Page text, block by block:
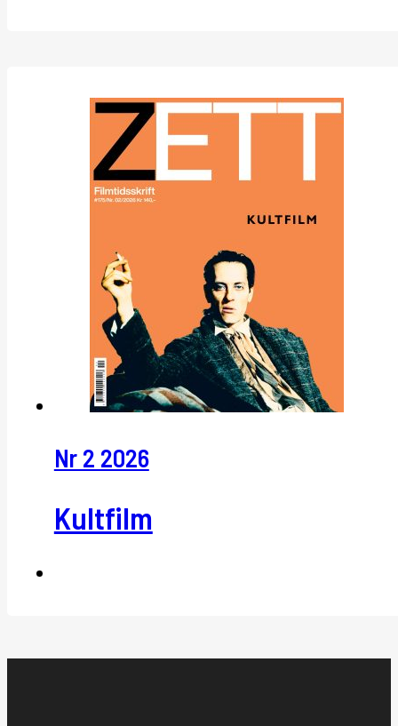
Nr 2 2026
Kultfilm